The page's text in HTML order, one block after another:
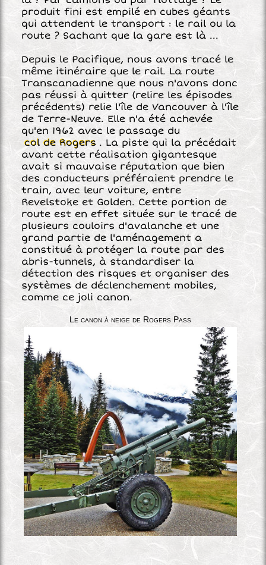
produit fini est empilé en cubes géants
qui attendent le transport : le rail ou la
route ? Sachant que la gare est là ...
Depuis le Pacifique, nous avons tracé le
même itinéraire que le rail. La route
Transcanadienne que nous n'avons donc
pas réussi à quitter (relire les épisodes
précédents) relie l'île de Vancouver à l'île
de Terre-Neuve. Elle n'a été achevée
qu'en 1962 avec le passage du
col de Rogers . La piste qui la précédait
avant cette réalisation gigantesque
avait si mauvaise réputation que bien
des conducteurs préféraient prendre le
train, avec leur voiture, entre
Revelstoke et Golden. Cette portion de
route est en effet située sur le tracé de
plusieurs couloirs d'avalanche et une
grand partie de l'aménagement a
constitué à protéger la route par des
abris-tunnels, à standardiser la
détection des risques et organiser des
systèmes de déclenchement mobiles,
comme ce joli canon.
Le canon à neige de Rogers Pass